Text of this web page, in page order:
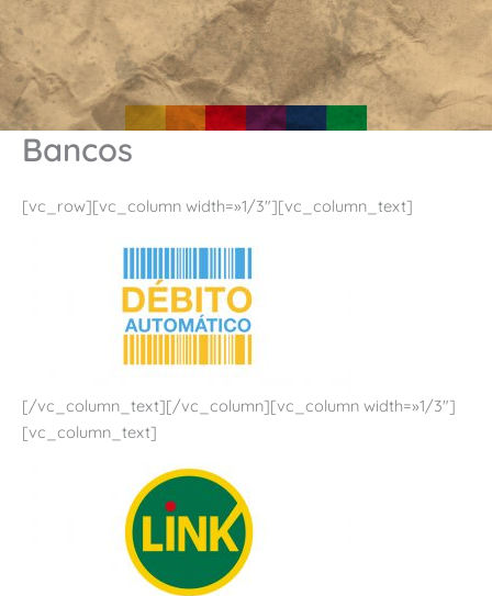
Bancos
[vc_row][vc_column width=»1/3″][vc_column_text]
[/vc_column_text][/vc_column][vc_column width=»1/3″]
[vc_column_text]